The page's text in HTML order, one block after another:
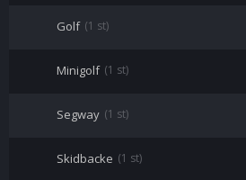
Golf (1 st)
Minigolf (1 st)
Segway (1 st)
Skidbacke (1 st)